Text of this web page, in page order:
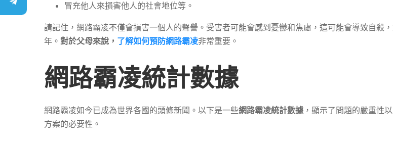
冒充他人來損害他人的社會地位等。
請記住，網路霸凌不僅會損害一個人的聲譽。受害者可能會感到憂鬱和焦慮，這可能會導致自殺
年。 對於父母來說， 了解如何預防網路霸凌非常重要。
網路霸凌統計數據
網路霸凌如今已成為世界各國的頭條新聞。以下是一些網路霸凌統計數據 ，顯示了問題的嚴重性
方案的必要性。